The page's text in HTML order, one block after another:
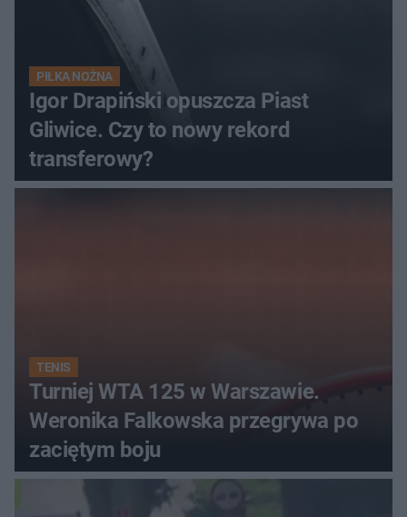
PIŁKA NOŻNA
Igor Drapiński opuszcza Piast
Gliwice. Czy to nowy rekord
transferowy?
TENIS
Turniej WTA 125 w Warszawie.
Weronika Falkowska przegrywa po
zaciętym boju